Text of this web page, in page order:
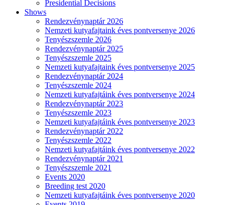
Presidential Decisions
Shows
Rendezvénynaptár 2026
Nemzeti kutyafajtaink éves pontversenye 2026
Tenyészszemle 2026
Rendezvénynaptár 2025
Tenyészszemle 2025
Nemzeti kutyafajtaink éves pontversenye 2025
Rendezvénynaptár 2024
Tenyészszemle 2024
Nemzeti kutyafajtáink éves pontversenye 2024
Rendezvénynaptár 2023
Tenyészszemle 2023
Nemzeti kutyafajtáink éves pontversenye 2023
Rendezvénynaptár 2022
Tenyészszemle 2022
Nemzeti kutyafajtáink éves pontversenye 2022
Rendezvénynaptár 2021
Tenyészszemle 2021
Events 2020
Breeding test 2020
Nemzeti kutyafajtáink éves pontversenye 2020